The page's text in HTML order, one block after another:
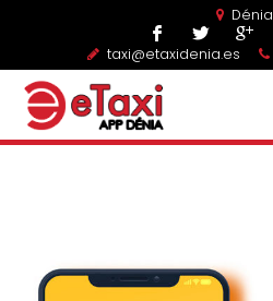
Dénia
taxi@etaxidenia.es